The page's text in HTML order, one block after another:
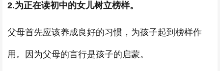
2.为正在读初中的女儿树立榜样。
父母首先应该养成良好的习惯，为孩子起到榜样作
用。因为父母的言行是孩子的启蒙。